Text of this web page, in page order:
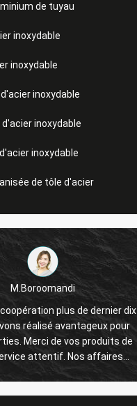
de tuyau
inoxydable
inoxydable
inoxydable
d'acier inoxydable
inoxydable
de tôle d'acier
M.Boroomandi
plus de dernier dix
réalisé avantageux pour
Merci de vos produits de
attentif. Nos affaires